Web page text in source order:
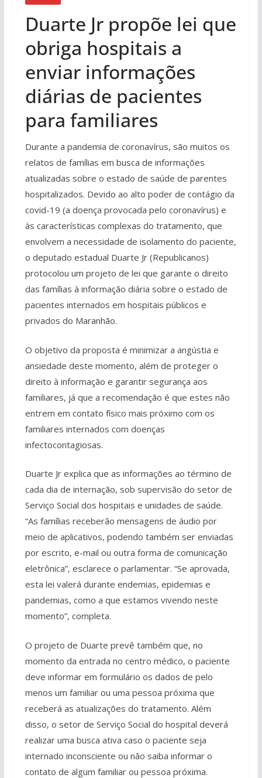
Duarte Jr propõe lei que
obriga hospitais a
enviar informações
diárias de pacientes
para familiares
Durante a pandemia de coronavírus, são muitos os
relatos de famílias em busca de informações
atualizadas sobre o estado de saúde de parentes
hospitalizados. Devido ao alto poder de contágio da
covid-19 (a doença provocada pelo coronavírus) e
às características complexas do tratamento, que
envolvem a necessidade de isolamento do paciente,
o deputado estadual Duarte Jr (Republicanos)
protocolou um projeto de lei que garante o direito
das famílias à informação diária sobre o estado de
pacientes internados em hospitais públicos e
privados do Maranhão.
O objetivo da proposta é minimizar a angústia e
ansiedade deste momento, além de proteger o
direito à informação e garantir segurança aos
familiares, já que a recomendação é que estes não
entrem em contato físico mais próximo com os
familiares internados com doenças
infectocontagiosas.
Duarte Jr explica que as informações ao término de
cada dia de internação, sob supervisão do setor de
Serviço Social dos hospitais e unidades de saúde.
“As famílias receberão mensagens de áudio por
meio de aplicativos, podendo também ser enviadas
por escrito, e-mail ou outra forma de comunicação
eletrônica”, esclarece o parlamentar. “Se aprovada,
esta lei valerá durante endemias, epidemias e
pandemias, como a que estamos vivendo neste
momento”, completa.
O projeto de Duarte prevê também que, no
momento da entrada no centro médico, o paciente
deve informar em formulário os dados de pelo
menos um familiar ou uma pessoa próxima que
receberá as atualizações do tratamento. Além
disso, o setor de Serviço Social do hospital deverá
realizar uma busca ativa caso o paciente seja
internado inconsciente ou não saiba informar o
contato de algum familiar ou pessoa próxima.